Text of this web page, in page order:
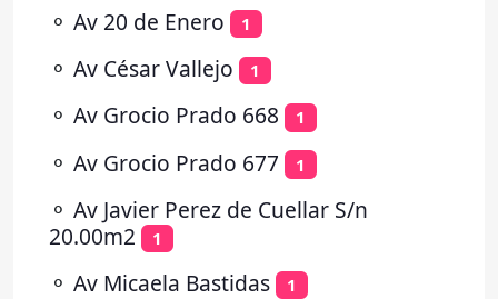
⚬ Av 20 de Enero 1
⚬ Av César Vallejo 1
⚬ Av Grocio Prado 668 1
⚬ Av Grocio Prado 677 1
⚬ Av Javier Perez de Cuellar S/n
20.00m2
1
⚬ Av Micaela Bastidas 1